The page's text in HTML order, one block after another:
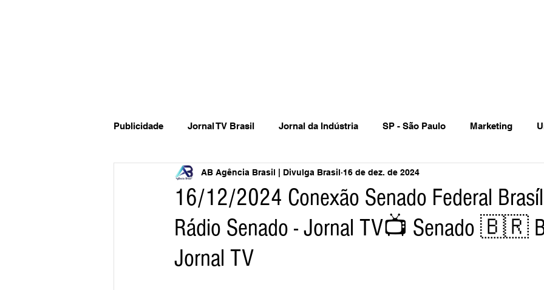
Publicidade Jornal TV Brasil Jornal da Indústria SP - São Paulo Marketing
Inovação Governo Federal Estadual Municipal Vendas Oferta
Website do Brasil News Acidente Falecimento Aniversário Serviços
16/12/2024 Conexão Senado Federal
Rádio Senado - Jornal TV📺 Senado 🇧🇷
Jornal TV
AB Agência Brasil | Divulga Brasil 16 de dez. de 2024